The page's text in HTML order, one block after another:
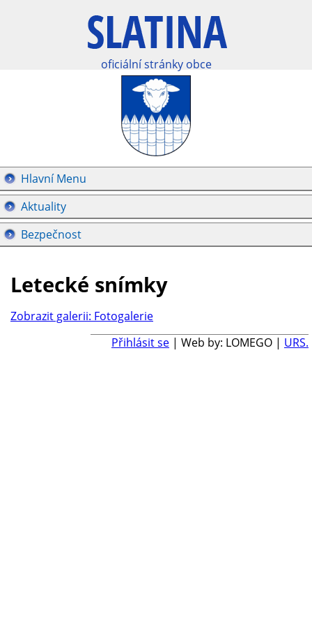
oficiální stránky obce
Hlavní Menu
Aktuality
Bezpečnost
Letecké snímky
Zobrazit galerii: Fotogalerie
Přihlásit se | Web by: LOMEGO | URS.